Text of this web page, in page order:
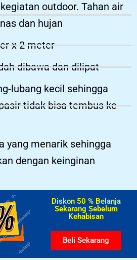
outdoor. Tahan air
dan hujan
x 2 meter
dibawa dan dilipat
lubang kecil sehingga
tidak bisa tembus ke
yang menarik sehingga
dengan keinginan
Diskon 50 % Belanja
Sekarang Sebelum
Kehabisan​
Beli Sekarang